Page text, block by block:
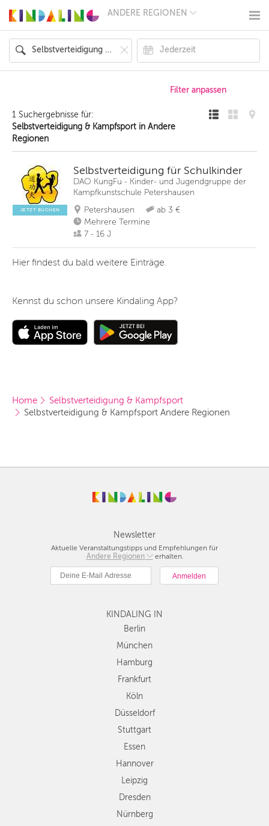
ANDERE REGIONEN
MÜNCHEN
HAMBURG
FRANKFURT
KÖLN
LEIPZIG
NÜRNBERG
WIEN
ZÜRICH
ANDERE
1 Suchergebnisse für:
Selbstverteidigung & Kampfsport in Andere
Regionen
JETZT BUCHEN
Selbstverteidigung für Schulkinder
DAO KungFu - Kinder- und Jugendgruppe der
Kampfkunstschule Petershausen
Petershausen
ab 3 €
Mehrere Termine
7 - 16 J
Hier findest du bald weitere Einträge.
Kennst du schon unsere Kindaling App?
Home
Selbstverteidigung & Kampfsport
Selbstverteidigung & Kampfsport Andere Regionen
Newsletter
Aktuelle Veranstaltungstipps und Empfehlungen für
Andere Regionen
Berlin
München
Hamburg
Köln
Düsseldorf
Stuttgart
Essen
Dresden
Nürnberg
Wien
Zürich
Andere
Regionen
erhalten.
KINDALING IN
Berlin
München
Hamburg
Frankfurt
Köln
Düsseldorf
Stuttgart
Essen
Hannover
Leipzig
Dresden
Nürnberg